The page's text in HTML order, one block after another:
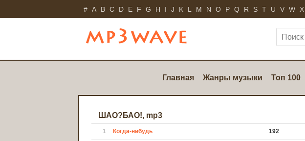
# A B C D E F G H I J K L M N O P Q R S T U V W X
Главная Жанры музыки Топ 100
ШАО?БАО!, mp3
1 Когда-нибудь 192